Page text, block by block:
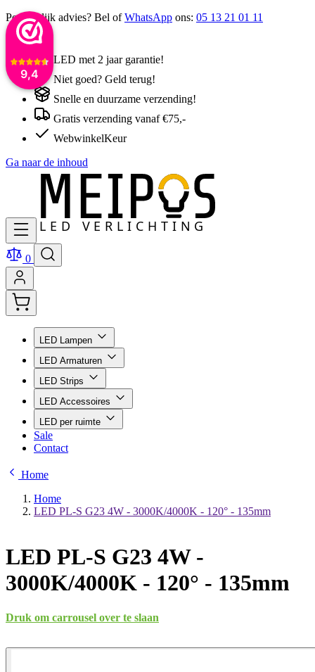
9,4
Persoonlijk advies? Bel ofWhatsApp ons: 05 13 21 01 11
LED met 2 jaar garantie!
Niet goed? Geld terug!
Snelle en duurzame verzending!
Gratis verzending vanaf €75,-
WebwinkelKeur
Ga naar de inhoud
0
LED Lampen
LED Armaturen
LED Strips
LED Accessoires
LED per ruimte
Sale
Contact
Home
Home
LED PL-S G23 4W - 3000K/4000K - 120° - 135mm
LED PL-S G23 4W -
3000K/4000K - 120° - 135mm
Druk om carrousel over te slaan